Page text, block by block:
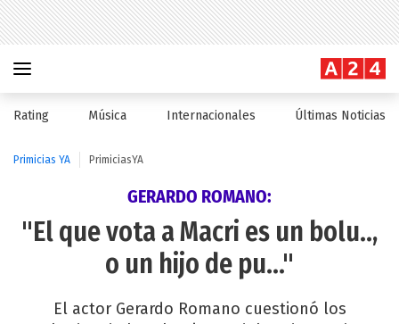
Rating Música Internacionales Últimas Noticias
Primicias YA PrimiciasYA
GERARDO ROMANO:
"El que vota a Macri es un bolu..,
o un hijo de pu…"
El actor Gerardo Romano cuestionó los